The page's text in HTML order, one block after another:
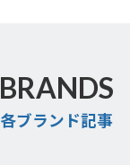
BRANDS
各ブランド記事